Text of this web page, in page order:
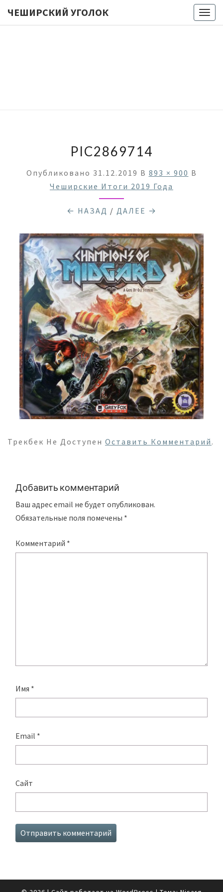
ЧЕШИРСКИЙ УГОЛОК
PIC2869714
Опубликовано 31.12.2019 В 893 × 900 В
Чеширские Итоги 2019 Года
← НАЗАД / ДАЛЕЕ →
Трекбек Не Доступен Оставить Комментарий .
Добавить комментарий
Ваш адрес email не будет опубликован.
Обязательные поля помечены *
Комментарий *
Имя *
Email *
Сайт